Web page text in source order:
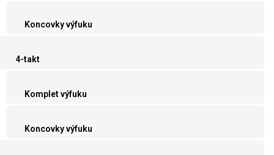
Koncovky výfuku
4-takt
Komplet výfuku
Koncovky výfuku